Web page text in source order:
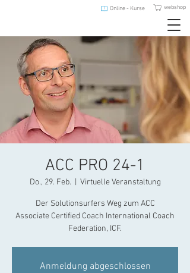
webshop
Online - Kurse
ACC PRO 24-1
Do., 29. Feb. Virtuelle Veranstaltung
Der Solutionsurfers Weg zum ACC
Associate Certified Coach International Coach
Federation, ICF.
Anmeldung abgeschlossen